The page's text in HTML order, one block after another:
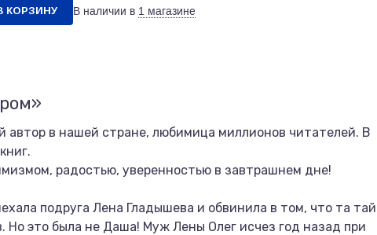
КОРЗИНУ В наличии в 1 магазине
в нашей стране, любимица миллионов читателей. В
радостью, уверенностью в завтрашнем дне!
подруга Лена Гладышева и обвинила в том, что та
это была не Даша! Муж Лены Олег исчез год назад при